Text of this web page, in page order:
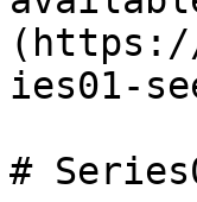
ies01-
#